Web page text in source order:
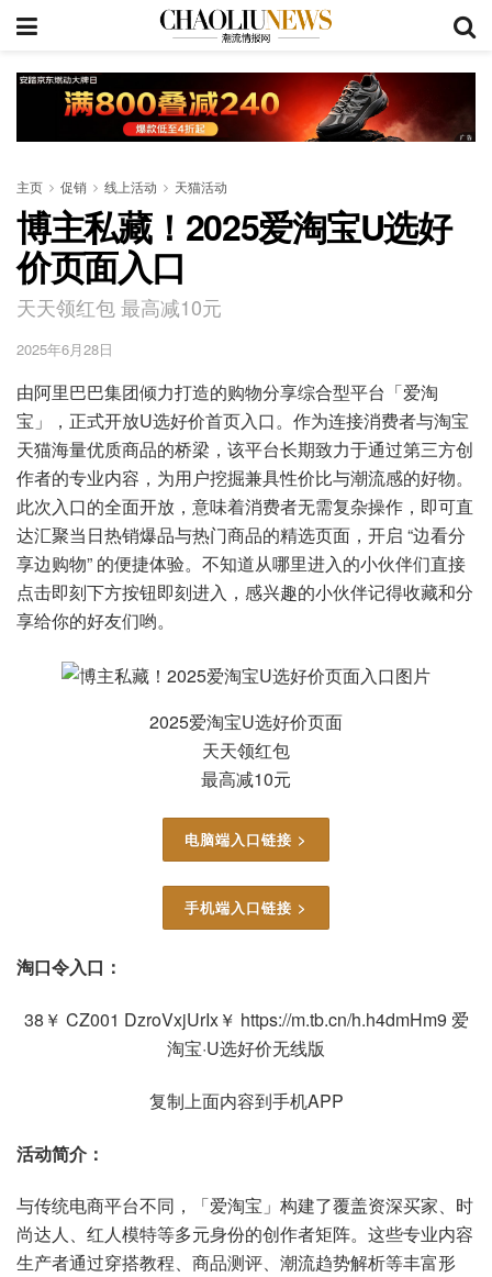
主页 促销 线上活动 天猫活动
博主私藏！2025爱淘宝U选好
价页面入口
天天领红包 最高减10元
2025年6月28日
由阿里巴巴集团倾力打造的购物分享综合型平台「爱淘
宝」，正式开放U选好价首页入口。作为连接消费者与淘宝
天猫海量优质商品的桥梁，该平台长期致力于通过第三方创
作者的专业内容，为用户挖掘兼具性价比与潮流感的好物。
此次入口的全面开放，意味着消费者无需复杂操作，即可直
达汇聚当日热销爆品与热门商品的精选页面，开启 “边看分
享边购物” 的便捷体验。不知道从哪里进入的小伙伴们直接
点击即刻下方按钮即刻进入，感兴趣的小伙伴记得收藏和分
享给你的好友们哟。
2025爱淘宝U选好价页面
天天领红包
最高减10元
电脑端入口链接 >
手机端入口链接 >
淘口令入口：
38￥ CZ001 DzroVxjUrIx￥ https://m.tb.cn/h.h4dmHm9 爱
淘宝·U选好价无线版
复制上面内容到手机APP
活动简介：
与传统电商平台不同，「爱淘宝」构建了覆盖资深买家、时
尚达人、红人模特等多元身份的创作者矩阵。这些专业内容
生产者通过穿搭教程、商品测评、潮流趋势解析等丰富形